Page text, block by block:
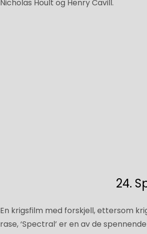
Nicholas Hoult og Henry Cavill.
24.
En krigsfilm med forskjell, ettersom
rase, ‘Spectral’ er en av de